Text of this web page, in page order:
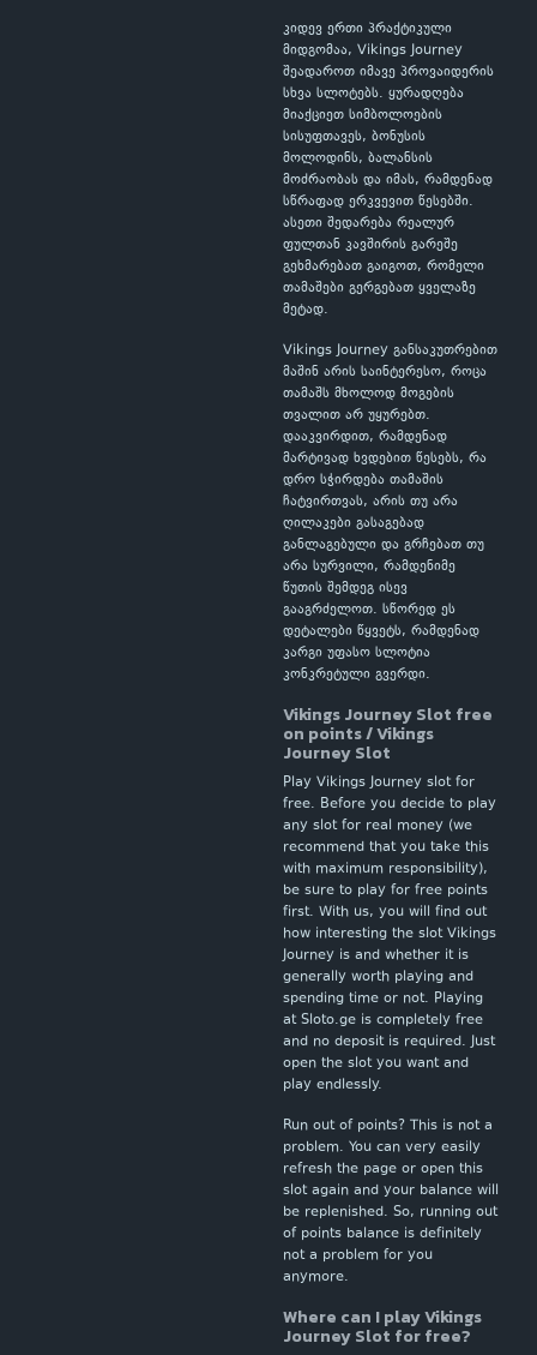
კიდევ ერთი პრაქტიკული
მიდგომაა, Vikings Journey
შეადაროთ იმავე პროვაიდერის
სხვა სლოტებს. ყურადღება
მიაქციეთ სიმბოლოების
სისუფთავეს, ბონუსის
მოლოდინს, ბალანსის
მოძრაობას და იმას, რამდენად
სწრაფად ერკვევით წესებში.
ასეთი შედარება რეალურ
ფულთან კავშირის გარეშე
გეხმარებათ გაიგოთ, რომელი
თამაშები გერგებათ ყველაზე
მეტად.
Vikings Journey განსაკუთრებით
მაშინ არის საინტერესო, როცა
თამაშს მხოლოდ მოგების
თვალით არ უყურებთ.
დააკვირდით, რამდენად
მარტივად ხვდებით წესებს, რა
დრო სჭირდება თამაშის
ჩატვირთვას, არის თუ არა
ღილაკები გასაგებად
განლაგებული და გრჩებათ თუ
არა სურვილი, რამდენიმე
წუთის შემდეგ ისევ
გააგრძელოთ. სწორედ ეს
დეტალები წყვეტს, რამდენად
კარგი უფასო სლოტია
კონკრეტული გვერდი.
Vikings Journey Slot free
on points / Vikings
Journey Slot
Play Vikings Journey slot for
free. Before you decide to play
any slot for real money (we
recommend that you take this
with maximum responsibility),
be sure to play for free points
first. With us, you will find out
how interesting the slot Vikings
Journey is and whether it is
generally worth playing and
spending time or not. Playing
at Sloto.ge is completely free
and no deposit is required. Just
open the slot you want and
play endlessly.
Run out of points? This is not a
problem. You can very easily
refresh the page or open this
slot again and your balance will
be replenished. So, running out
of points balance is definitely
not a problem for you
anymore.
Where can I play Vikings
Journey Slot for free?